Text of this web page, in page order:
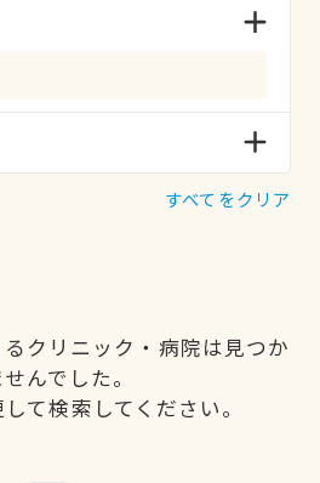
すべてをクリア
クリニック・病院は見つか
んでした。
て検索してください。